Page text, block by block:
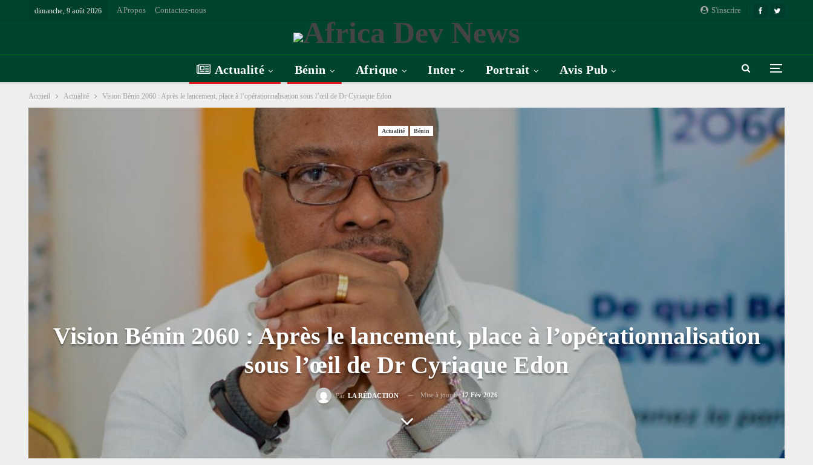
S'inscrire
dimanche, 9 août 2026 A Propos Contactez-nous
Actualité Bénin Afrique Inter Portrait Avis Pub
Accueil Actualité Vision Bénin 2060 : Après le lancement, place à l’opérationnalisation sous l’œil de Dr Cyriaque Edon
Actualité Bénin
Vision Bénin 2060 : Après le lancement, place à l’opérationnalisation
sous l’œil de Dr Cyriaque Edon
Par LA RÉDACTION Mise à jour le17 Fév 2026